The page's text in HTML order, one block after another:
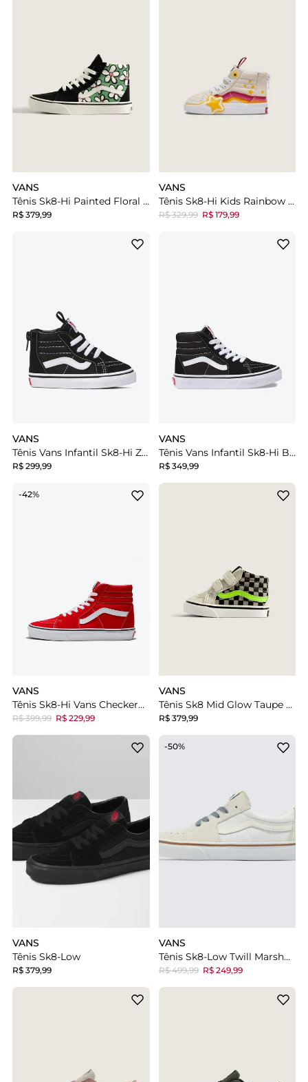
VANS
Tênis Sk8-Hi Painted Floral Vivid Verdant Infantil
R$ 379,99
VANS
Tênis Sk8-Hi Kids Rainbow Retro Multi Infantil
R$ 329,99 R$ 179,99
VANS
Tênis Vans Infantil Sk8-Hi Zip Black White
R$ 299,99
VANS
Tênis Vans Infantil Sk8-Hi Black True White
R$ 349,99
-42%
VANS
Tênis Sk8-Hi Vans Checkerboard Day Red True White
R$ 399,99 R$ 229,99
VANS
Tênis Sk8 Mid Glow Taupe Mist Infantil
R$ 379,99
VANS
Tênis Sk8-Low
R$ 379,99
-50%
VANS
Tênis Sk8-Low Twill Marshmallow
R$ 499,99 R$ 249,99